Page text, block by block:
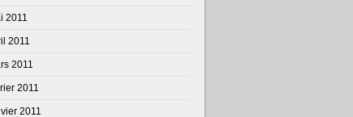
2011
2011
2011
2011
2011